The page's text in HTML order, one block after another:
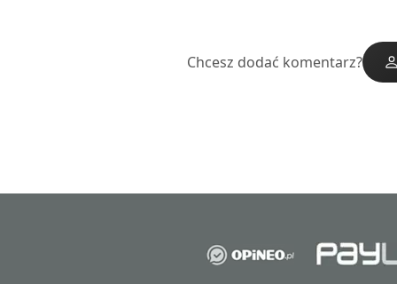
Chcesz dodać komentarz?